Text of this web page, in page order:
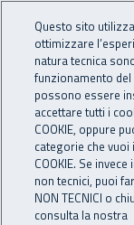
INAIL
Navigazione
Home Inail
01 aprile 2021
Questo sito
ottimizzare
natura tecnica
funzionamento
possono essere
accettare tutti i
COOKIE, oppure
categorie che vuoi
COOKIE. Se
non tecnici, puoi
NON TECNICI o
consulta la nostra